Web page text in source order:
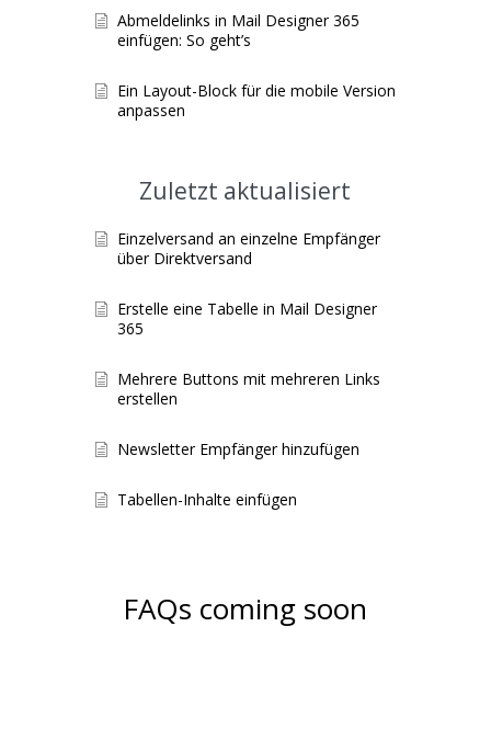
Abmeldelinks in Mail Designer 365
einfügen: So geht’s
Ein Layout-Block für die mobile Version
anpassen
Zuletzt aktualisiert
Einzelversand an einzelne Empfänger
über Direktversand
Erstelle eine Tabelle in Mail Designer
365
Mehrere Buttons mit mehreren Links
erstellen
Newsletter Empfänger hinzufügen
Tabellen-Inhalte einfügen
FAQs coming soon